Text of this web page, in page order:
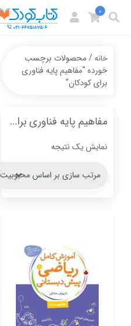
0
خانه/ محصولات برچسب
خورده “مفاهیم پایه فناوری
برای کودکان”
مفاهیم پایه فناوری برای کودکان
نمایش یک نتیجه